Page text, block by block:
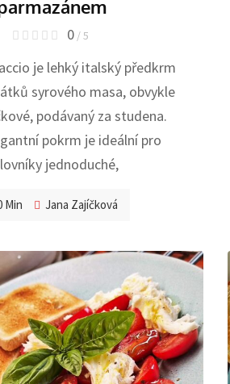
0 / 5
je lehký italský předkrm
syrového masa, obvykle
podávaný za studena.
pokrm je ideální pro
jednoduché,
Min Jana Zajíčková